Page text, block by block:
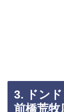
3. ドン
前橋荒牧